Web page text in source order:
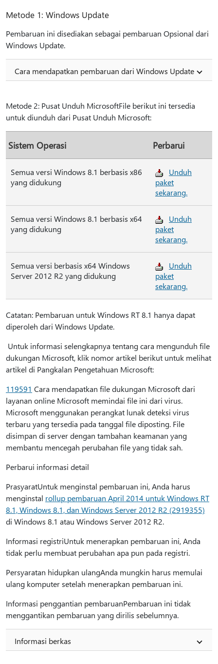
Metode 1: Windows Update
Pembaruan ini disediakan sebagai pembaruan Opsional dari
Windows Update.
Cara mendapatkan pembaruan dari Windows Update
Metode 2: Pusat Unduh MicrosoftFile berikut ini tersedia
untuk diunduh dari Pusat Unduh Microsoft:
Sistem Operasi Perbarui
Semua versi Windows 8.1 berbasis x86
yang didukung
Unduh
paket
sekarang.
Semua versi Windows 8.1 berbasis x64
yang didukung
Unduh
paket
sekarang.
Semua versi berbasis x64 Windows
Server 2012 R2 yang didukung
Unduh
paket
sekarang.
Catatan: Pembaruan untuk Windows RT 8.1 hanya dapat
diperoleh dari Windows Update.
Untuk informasi selengkapnya tentang cara mengunduh file
dukungan Microsoft, klik nomor artikel berikut untuk melihat
artikel di Pangkalan Pengetahuan Microsoft:
119591 Cara mendapatkan file dukungan Microsoft dari
layanan online Microsoft memindai file ini dari virus.
Microsoft menggunakan perangkat lunak deteksi virus
terbaru yang tersedia pada tanggal file diposting. File
disimpan di server dengan tambahan keamanan yang
membantu mencegah perubahan file yang tidak sah.
Perbarui informasi detail
PrasyaratUntuk menginstal pembaruan ini, Anda harus
menginstal rollup pembaruan April 2014 untuk Windows RT
8.1, Windows 8.1, dan Windows Server 2012 R2 (2919355)
di Windows 8.1 atau Windows Server 2012 R2.
Informasi registriUntuk menerapkan pembaruan ini, Anda
tidak perlu membuat perubahan apa pun pada registri.
Persyaratan hidupkan ulangAnda mungkin harus memulai
ulang komputer setelah menerapkan pembaruan ini.
Informasi penggantian pembaruanPembaruan ini tidak
menggantikan pembaruan yang dirilis sebelumnya.
Informasi berkas